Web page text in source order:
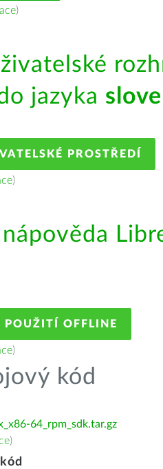
)
jazyka
PROSTŘEDÍ
)
POUŽITÍ OFFLINE
)
kód
64_rpm_sdk.tar.gz
)